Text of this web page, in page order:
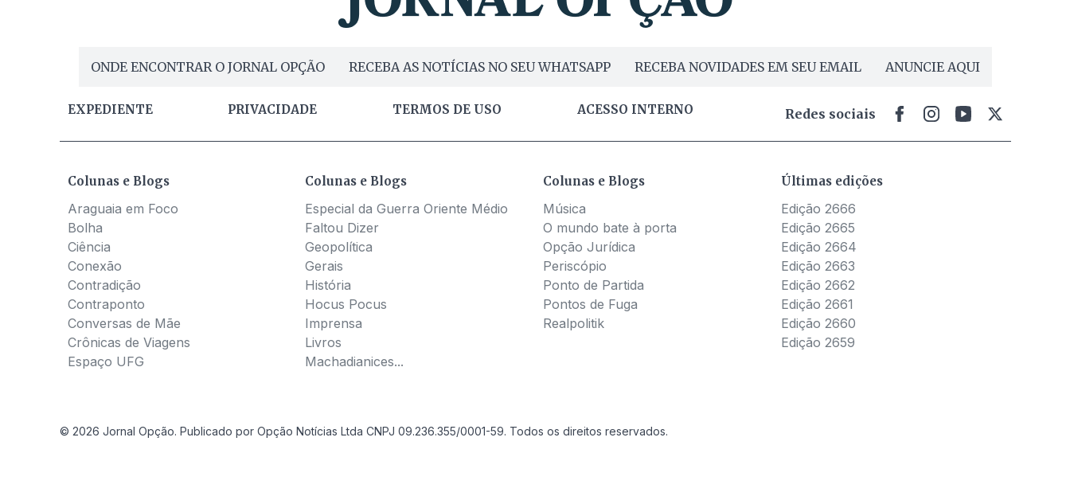
ONDE ENCONTRAR O JORNAL OPÇÃO RECEBA AS NOTÍCIAS NO SEU WHATSAPP RECEBA NOVIDADES EM SEU EMAIL ANUNCIE AQUI
EXPEDIENTE PRIVACIDADE TERMOS DE USO ACESSO INTERNO Redes sociais
Colunas e Blogs
Araguaia em Foco
Bolha
Ciência
Conexão
Contradição
Contraponto
Conversas de Mãe
Crônicas de Viagens
Espaço UFG
Colunas e Blogs
Especial da Guerra Oriente Médio
Faltou Dizer
Geopolítica
Gerais
História
Hocus Pocus
Imprensa
Livros
Machadianices...
Colunas e Blogs
Música
O mundo bate à porta
Opção Jurídica
Periscópio
Ponto de Partida
Pontos de Fuga
Realpolitik
Últimas edições
Edição 2666
Edição 2665
Edição 2664
Edição 2663
Edição 2662
Edição 2661
Edição 2660
Edição 2659
© 2026 Jornal Opção. Publicado por Opção Notícias Ltda CNPJ 09.236.355/0001-59. Todos os direitos reservados.